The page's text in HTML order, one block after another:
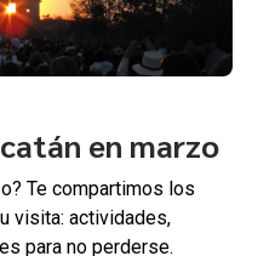
en marzo
Te compartimos los
visita: actividades,
para no perderse.